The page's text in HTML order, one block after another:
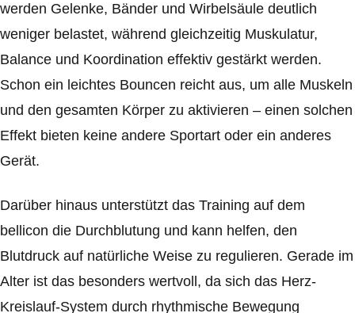
werden Gelenke, Bänder und Wirbelsäule deutlich
weniger belastet, während gleichzeitig Muskulatur,
Balance und Koordination effektiv gestärkt werden.
Schon ein leichtes Bouncen reicht aus, um alle Muskeln
und den gesamten Körper zu aktivieren – einen solchen
Effekt bieten keine andere Sportart oder ein anderes
Gerät.
Darüber hinaus unterstützt das Training auf dem
bellicon die Durchblutung und kann helfen, den
Blutdruck auf natürliche Weise zu regulieren. Gerade im
Alter ist das besonders wertvoll, da sich das Herz-
Kreislauf-System durch rhythmische Bewegung